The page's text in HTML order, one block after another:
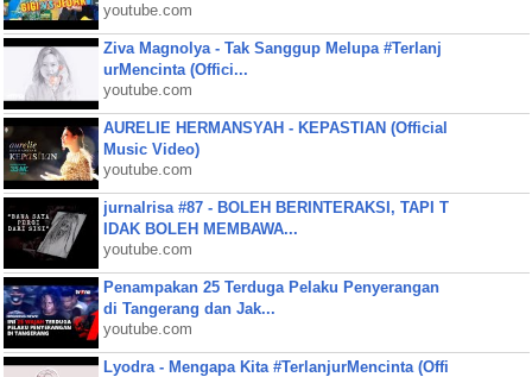
youtube.com
Ziva Magnolya - Tak Sanggup Melupa #Terlanj
urMencinta (Offici...
youtube.com
AURELIE HERMANSYAH - KEPASTIAN (Official
Music Video)
youtube.com
jurnalrisa #87 - BOLEH BERINTERAKSI, TAPI T
IDAK BOLEH MEMBAWA...
youtube.com
Penampakan 25 Terduga Pelaku Penyerangan
di Tangerang dan Jak...
youtube.com
Lyodra - Mengapa Kita #TerlanjurMencinta (Offi